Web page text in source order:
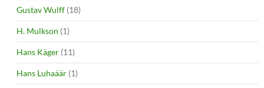
Gustav Wulff (18)
H. Mulkson (1)
Hans Käger (11)
Hans Luhaäär (1)